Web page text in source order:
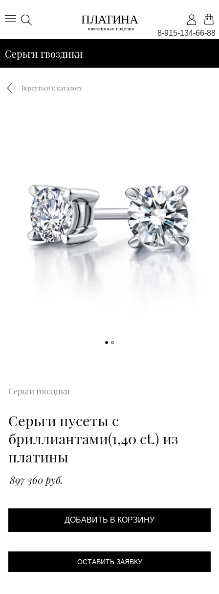
8-915-134-66-88
Серьги гвоздики
Вернуться к каталогу
Серьги гвоздики
Серьги пусеты с
бриллиантами(1,40 ct.) из
платины
897 360 руб.
ДОБАВИТЬ В КОРЗИНУ
ОСТАВИТЬ ЗАЯВКУ